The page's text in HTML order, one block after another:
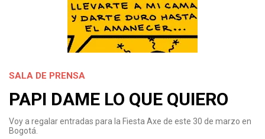
SALA DE PRENSA
PAPI DAME LO QUE QUIERO
Voy a regalar entradas para la Fiesta Axe de este 30 de marzo en
Bogotá.